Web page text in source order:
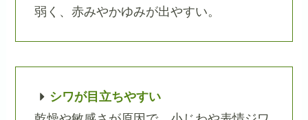
弱く、赤みやかゆみが出やすい。
シワが目立ちやすい